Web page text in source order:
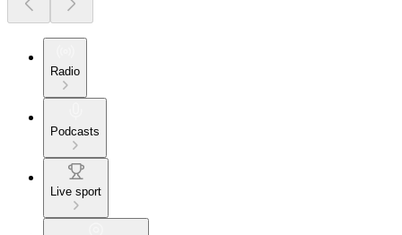
Radio
Podcasts
Live sport